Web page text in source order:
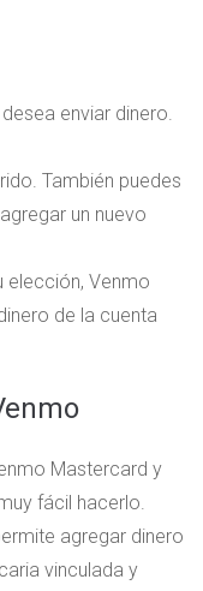
enviar dinero.
También puedes
un nuevo
elección, Venmo
de la cuenta
Mastercard y
fácil hacerlo.
agregar dinero
vinculada y